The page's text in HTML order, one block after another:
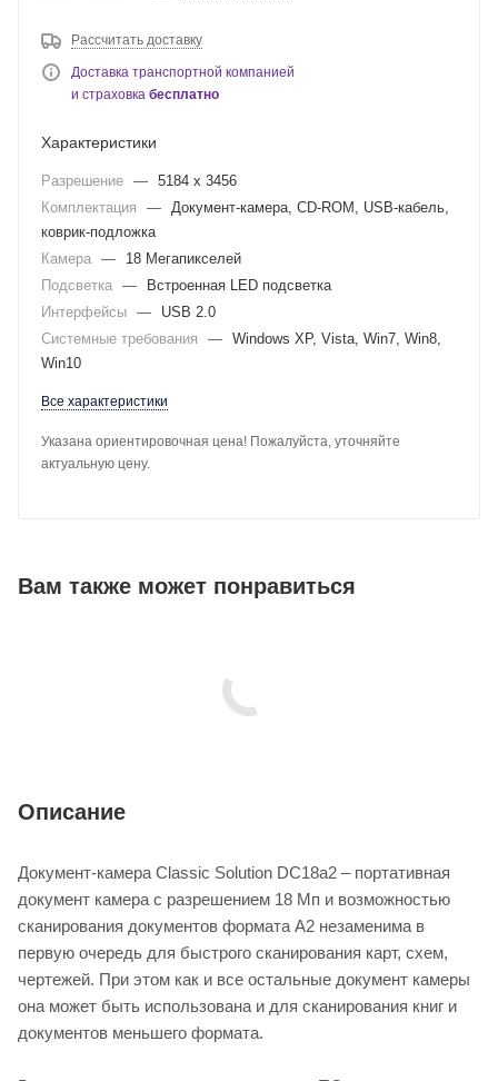
Рассчитать доставку
Доставка транспортной компанией
и страховка бесплатно
Характеристики
Разрешение — 5184 х 3456
Комплектация
—
Документ-камера, CD-ROM, USB-кабель,
коврик-подложка
Камера —
18 Мегапикселей
Подсветка —
Встроенная LED подсветка
Интерфейсы —
USB 2.0
Системные требования
— Windows XP, Vista, Win7, Win8,
Win10
Все характеристики
Указана ориентировочная цена! Пожалуйста, уточняйте
актуальную цену.
Вам также может понравиться
Описание
Документ-камера Classic Solution DC18a2 – портативная
документ камера c разрешением 18 Mп и возможностью
сканирования документов формата A2 незаменима в
первую очередь для быстрого сканирования карт, схем,
чертежей. При этом как и все остальные документ камеры
она может быть использована и для сканирования книг и
документов меньшего формата.